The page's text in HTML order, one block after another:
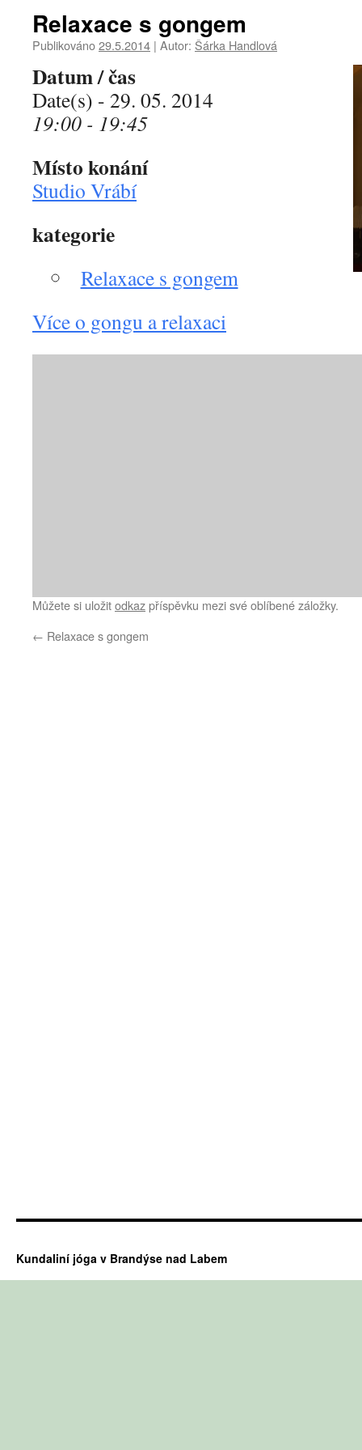
Relaxace s gongem
Publikováno29.5.2014 | Autor: Šárka Handlová
Datum / čas
Date(s) - 29. 05. 2014
19:00 - 19:45
Místo konání
Studio Vrábí
kategorie
Relaxace s gongem
Více o gongu a relaxaci
Můžete si uložitodkazpříspěvku mezi své oblíbené záložky.
← Relaxace s gongem
Kundaliní jóga v Brandýse nad Labem